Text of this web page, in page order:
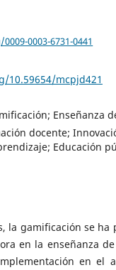
0003-6731-0441
10.59654/mcpjd421
Enseñanza
docente;
Educación
la gamificación se ha
en la enseñanza
en el